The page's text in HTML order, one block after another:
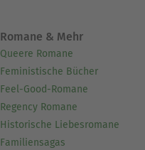
Romane & Mehr
Queere Romane
Feministische Bücher
Feel-Good-Romane
Regency Romane
Historische Liebesromane
Familiensagas